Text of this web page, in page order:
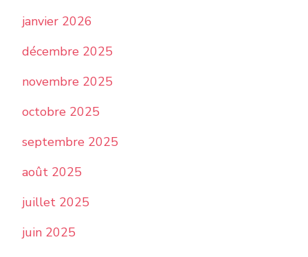
janvier 2026
décembre 2025
novembre 2025
octobre 2025
septembre 2025
août 2025
juillet 2025
juin 2025